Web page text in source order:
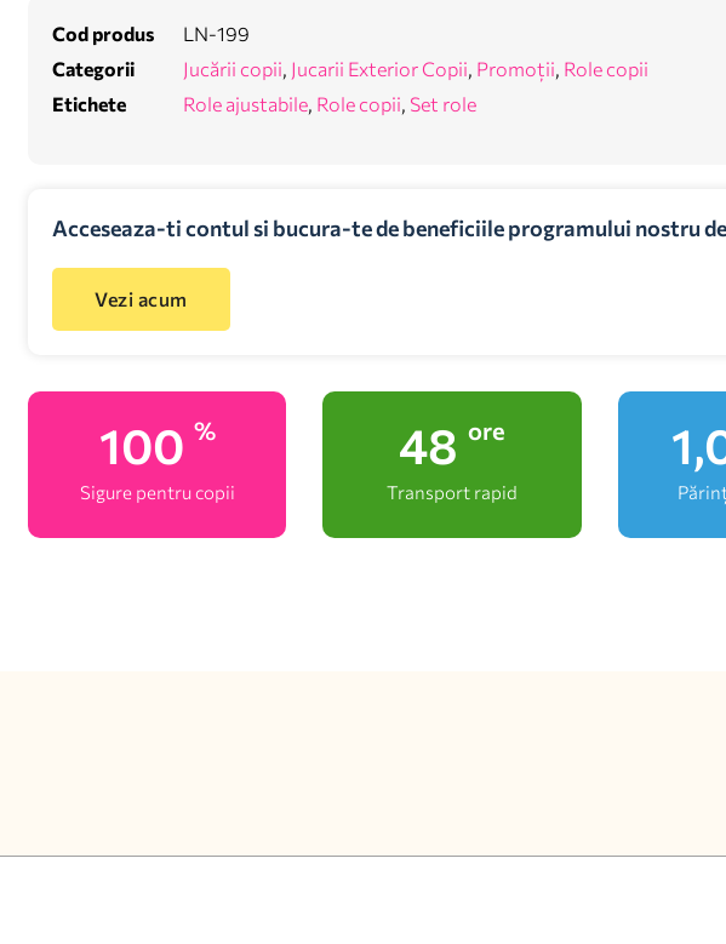
Cod produs
LN-199
Categorii
Jucării copii, Jucarii Exterior Copii, Promoții, Role copii
Etichete
Role ajustabile, Role copii, Set role
Acceseaza-ti contul si bucura-te de beneficiile programului nostru
Vezi acum
100 %
Sigure pentru copii
48 ore
Transport rapid